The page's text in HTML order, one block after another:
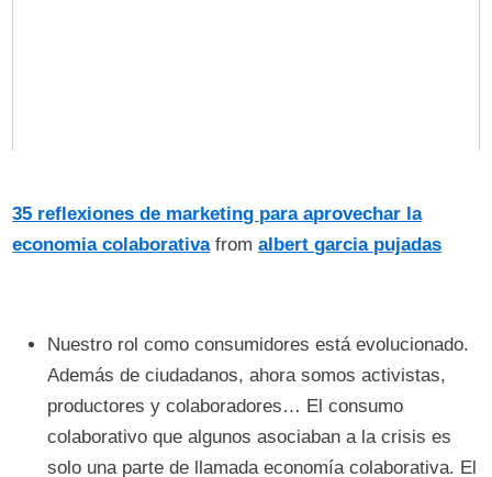
35 reflexiones de marketing para aprovechar la
economia colaborativa fromalbert garcia pujadas
Nuestro rol como consumidores está evolucionado.
Además de ciudadanos, ahora somos activistas,
productores y colaboradores… El consumo
colaborativo que algunos asociaban a la crisis es
solo una parte de llamada economía colaborativa. El